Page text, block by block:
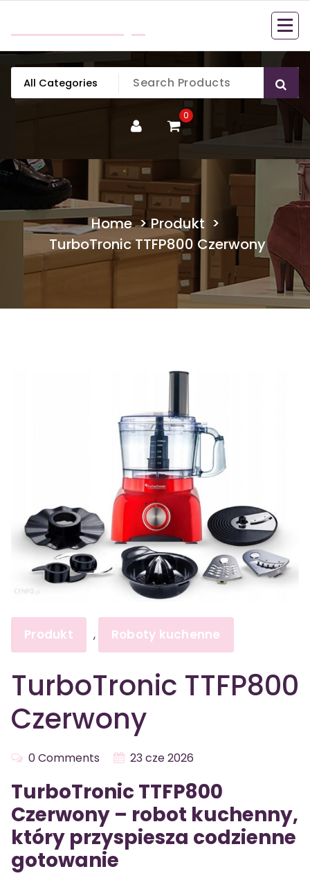
content
0
Home>Produkt >
TurboTronic TTFP800 Czerwony
Produkt , Roboty kuchenne
TurboTronic TTFP800
Czerwony
0 Comments 23 cze 2026
TurboTronic TTFP800
Czerwony – robot kuchenny,
który przyspiesza codzienne
gotowanie